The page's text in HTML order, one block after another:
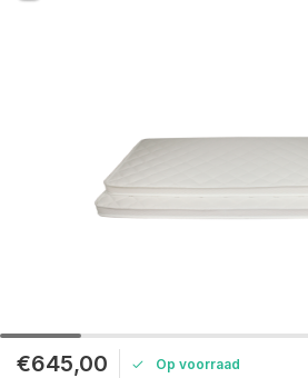
€645,00 Op voorraad